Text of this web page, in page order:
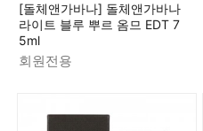
[돌체앤가바나] 돌체앤가바나
라이트 블루 뿌르 옴므 EDT 7
5ml
회원전용